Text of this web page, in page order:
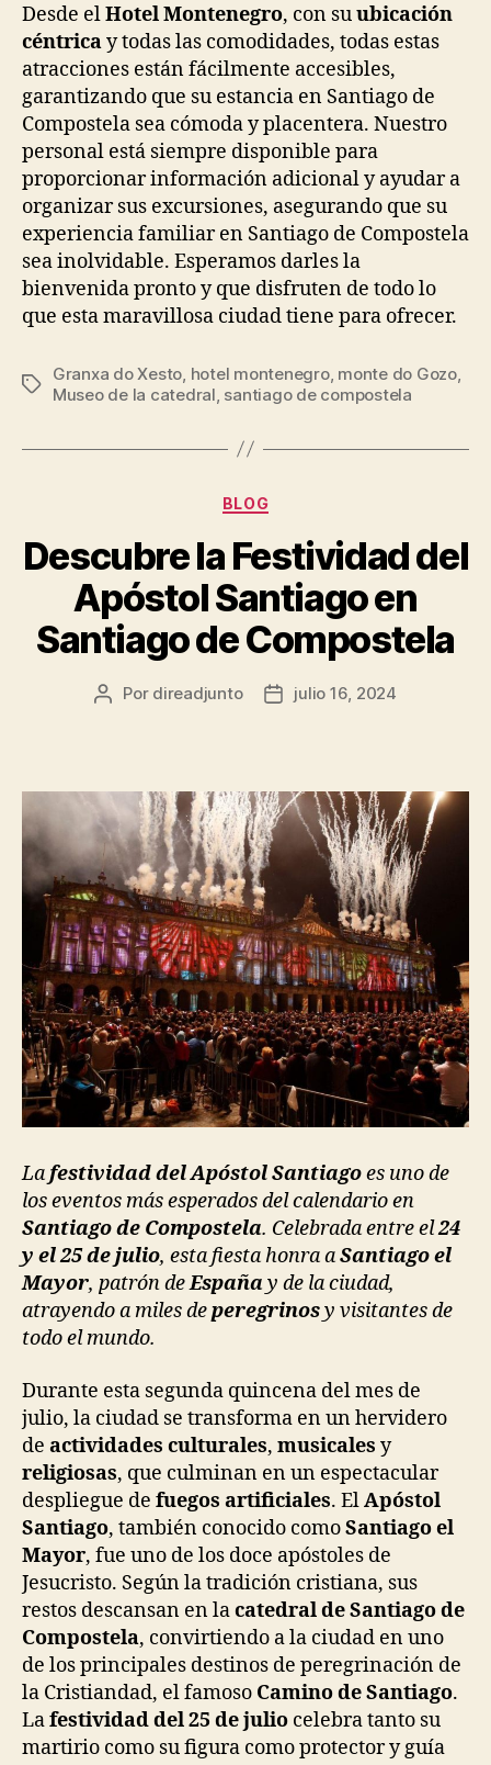
Desde elHotel Montenegro, con suubicación
céntricay todas las comodidades, todas estas
atracciones están fácilmente accesibles,
garantizando que su estancia en Santiago de
Compostela sea cómoda y placentera. Nuestro
personal está siempre disponible para
proporcionar información adicional y ayudar a
organizar sus excursiones, asegurando que su
experiencia familiar en Santiago de Compostela
sea inolvidable. Esperamos darles la
bienvenida pronto y que disfruten de todo lo
que esta maravillosa ciudad tiene para ofrecer.
Etiquetas
Granxa do Xesto hotel montenegro, monte do Gozo,
Museo de la catedral santiago de compostela
Categorías
BLOG
Descubre la Festividad del
Apóstol Santiago en
Santiago de Compostela
Autor
Por direadjunto
Fechajulio 16, 2024
Lafestividad del Apóstol Santiagoes uno de
los eventos más esperados del calendario en
Santiago de Compostela. Celebrada entre el24
y el 25 de julio, esta fiesta honra aSantiago el
Mayor, patrón deEspaña y de la ciudad,
atrayendo a miles deperegrinosy visitantes de
todo el mundo.
Durante esta segunda quincena del mes de
julio, la ciudad se transforma en un hervidero
de actividades culturales, musicales y
religiosas, que culminan en un espectacular
despliegue de fuegos artificiales. ElApóstol
Santiago, también conocido comoSantiago el
Mayor, fue uno de los doce apóstoles de
Jesucristo. Según la tradición cristiana, sus
restos descansan en lacatedral de Santiago de
Compostela, convirtiendo a la ciudad en uno
de los principales destinos de peregrinación de
la Cristiandad, el famoso Camino de Santiago.
Lafestividad del 25 de julio celebra tanto su
martirio como su figura como protector y guía